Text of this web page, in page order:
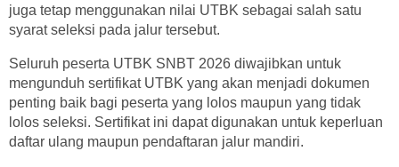
juga tetap menggunakan nilai UTBK sebagai salah satu
syarat seleksi pada jalur tersebut.
Seluruh peserta UTBK SNBT 2026 diwajibkan untuk
mengunduh sertifikat UTBK yang akan menjadi dokumen
penting baik bagi peserta yang lolos maupun yang tidak
lolos seleksi. Sertifikat ini dapat digunakan untuk keperluan
daftar ulang maupun pendaftaran jalur mandiri.